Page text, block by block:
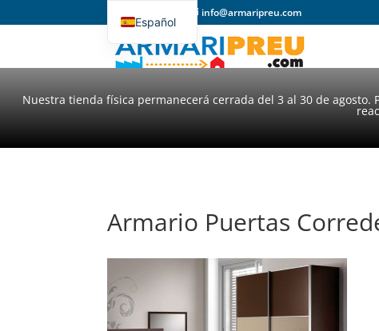
Nuestra tienda física permanecerá cerrada del 3 al 30 de
info@armaripreu.com
Armario Puertas
Español
Català